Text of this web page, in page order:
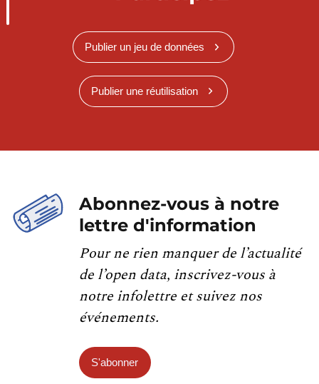
Publier un jeu de données
Publier une réutilisation
Abonnez-vous à notre
lettre d'information
Pour ne rien manquer de l’actualité
de l’open data, inscrivez-vous à
notre infolettre et suivez nos
événements.
S'abonner